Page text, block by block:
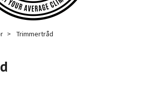
Trimmertråd